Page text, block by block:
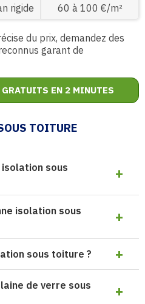
rigide
60 à 100 €/m²
du prix, demandez des
garant de
EN 2 MINUTES
TOITURE
sous
isolation sous
sous toiture ?
de verre sous